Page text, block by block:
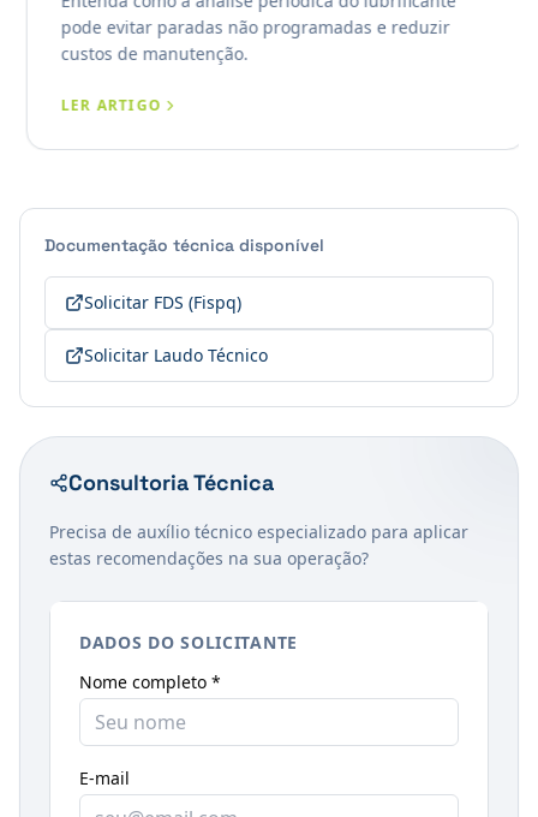
pode evitar paradas não programadas e reduzir
custos de manutenção.
LER ARTIGO
Documentação técnica disponível
Solicitar FDS (Fispq)
Solicitar Laudo Técnico
Consultoria Técnica
Precisa de auxílio técnico especializado para aplicar
estas recomendações na sua operação?
DADOS DO SOLICITANTE
Nome completo *
E-mail